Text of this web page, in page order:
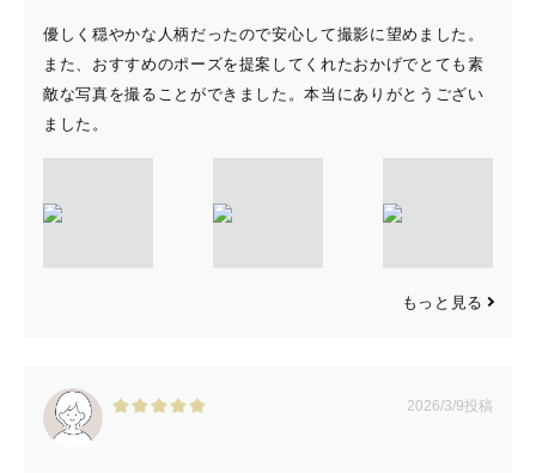
優しく穏やかな人柄だったので安心して撮影に望めました。
また、おすすめのポーズを提案してくれたおかげでとても素
敵な写真を撮ることができました。本当にありがとうござい
ました。
もっと見る
2026/3/9投稿